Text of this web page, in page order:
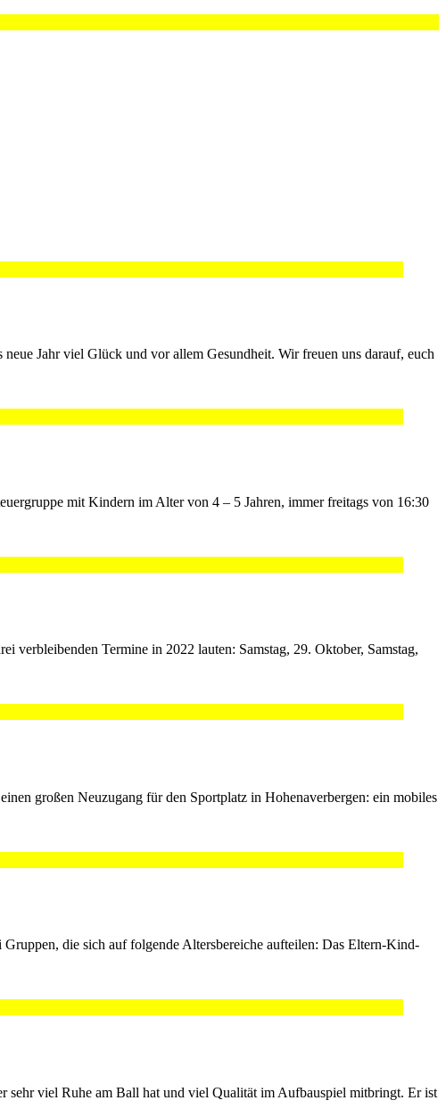
Jahr viel Glück und vor allem Gesundheit. Wir freuen uns darauf, euch
mit Kindern im Alter von 4 – 5 Jahren, immer freitags von 16:30
verbleibenden Termine in 2022 lauten: Samstag, 29. Oktober, Samstag,
großen Neuzugang für den Sportplatz in Hohenaverbergen: ein mobiles
die sich auf folgende Altersbereiche aufteilen: Das Eltern-Kind-
viel Ruhe am Ball hat und viel Qualität im Aufbauspiel mitbringt. Er ist